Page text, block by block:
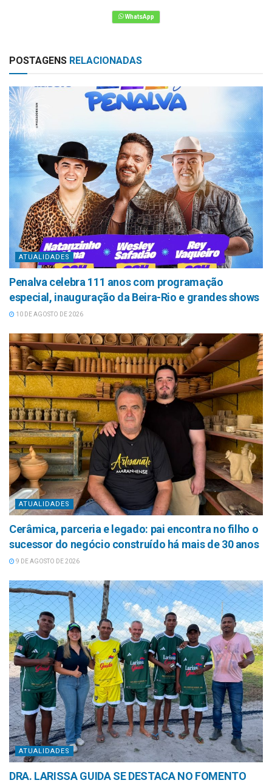
POSTAGENS RELACIONADAS
ATUALIDADES
Penalva celebra 111 anos com programação
especial, inauguração da Beira-Rio e grandes shows
10 DE AGOSTO DE 2026
ATUALIDADES
Cerâmica, parceria e legado: pai encontra no filho o
sucessor do negócio construído há mais de 30 anos
9 DE AGOSTO DE 2026
ATUALIDADES
DRA. LARISSA GUIDA SE DESTACA NO FOMENTO